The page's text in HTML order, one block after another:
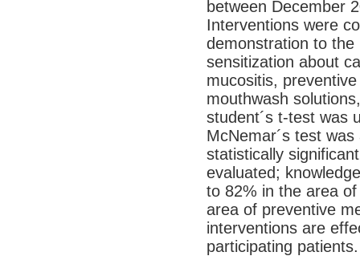
between December
Interventions were
demonstration to the
sensitization about
mucositis,
mouthwash
student´s t-test was
McNemar´s test
statistically
evaluated;
to 82% in the area
area of preventive
interventions are
participating